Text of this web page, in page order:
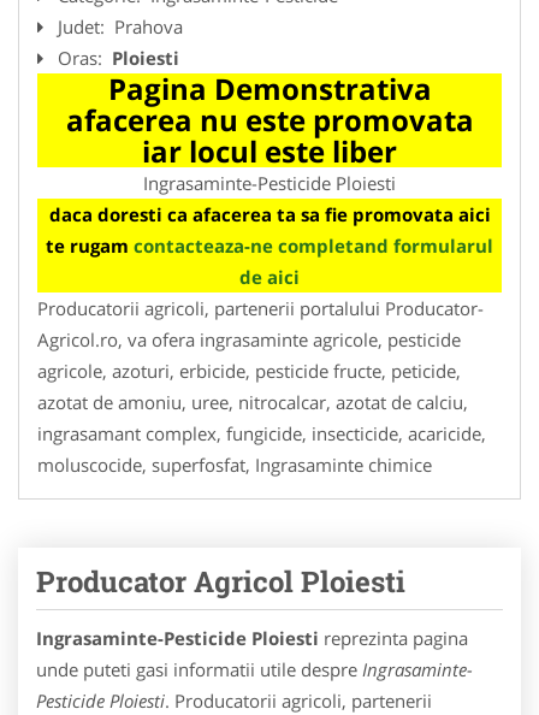
Judet: Prahova
Oras: Ploiesti
Pagina Demonstrativa
afacerea nu este promovata
iar locul este liber
Ingrasaminte-Pesticide Ploiesti
daca doresti ca afacerea ta sa fie promovata aici
te rugam contacteaza-ne completand formularul
de aici
Producatorii agricoli, partenerii portalului Producator-
Agricol.ro, va ofera ingrasaminte agricole, pesticide
agricole, azoturi, erbicide, pesticide fructe, peticide,
azotat de amoniu, uree, nitrocalcar, azotat de calciu,
ingrasamant complex, fungicide, insecticide, acaricide,
moluscocide, superfosfat, Ingrasaminte chimice
Producator Agricol Ploiesti
Ingrasaminte-Pesticide Ploiesti reprezinta pagina
unde puteti gasi informatii utile despre Ingrasaminte-
Pesticide Ploiesti. Producatorii agricoli, partenerii